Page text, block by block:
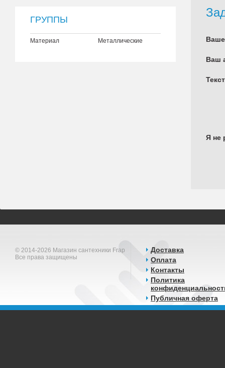
ГРУППЫ
Материал Металлические
Ваш
Я не
© 2014-2026 Магазин сантехники Frap
Все права защищены
Доставка
Оплата
Контакты
Политика
Публичная оферта